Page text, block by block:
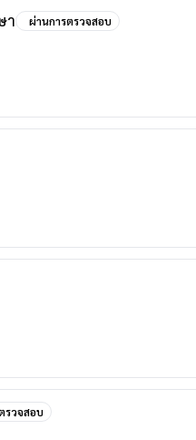
า ผ่านการตรวจสอบ
รวจสอบ